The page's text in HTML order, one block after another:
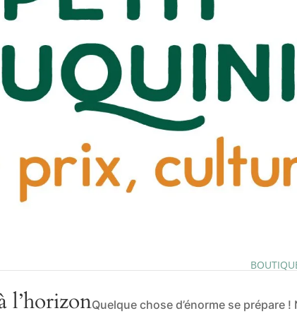
l’horizonQuelque chose d’énorme se